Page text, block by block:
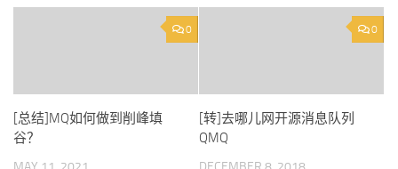
0
[总结]MQ如何做到削峰填
谷？
0
[转]去哪儿网开源消息队列
QMQ